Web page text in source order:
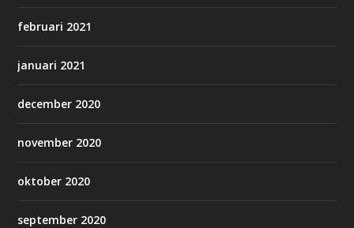
februari 2021
januari 2021
december 2020
november 2020
oktober 2020
september 2020